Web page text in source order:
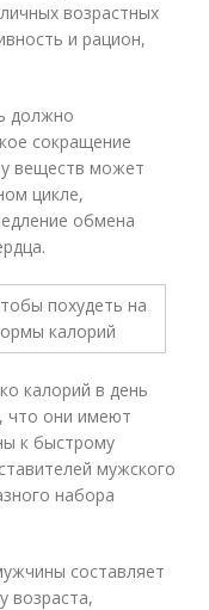
возрастных
и рацион,
должно
сокращение
веществ может
цикле,
обмена
калорий в день
что они имеют
к быстрому
мужского
набора
составляет
возраста,